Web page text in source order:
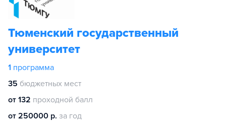
Тюменский государственный
университет
1 программа
35 бюджетных мест
от 132 проходной балл
от 250000 р. за год